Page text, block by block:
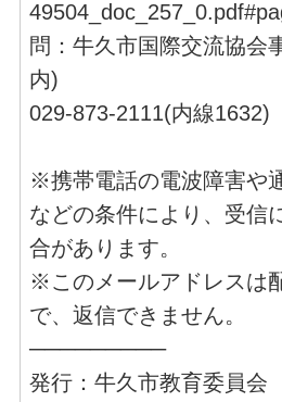
問：牛久市国際交流協会
内)
029-873-2111(内線1632)
※携帯電話の電波障害や
などの条件により、受信
合があります。
※このメールアドレスは
で、返信できません。
─────────
発行：牛久市教育委員会